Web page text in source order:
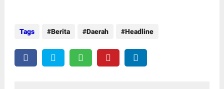
Tags Berita Daerah Headline